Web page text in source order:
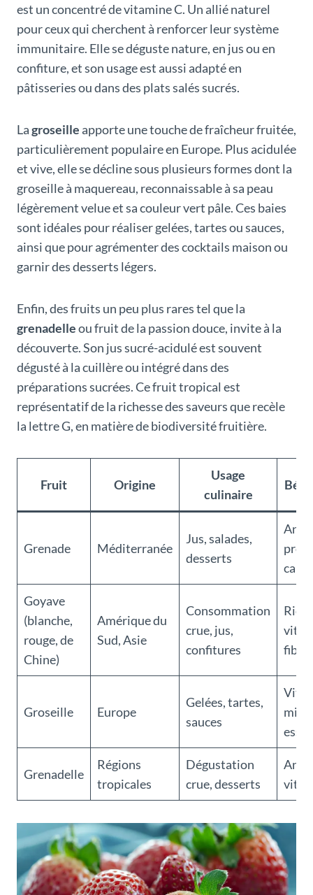
est un concentré de vitamine C. Un allié naturel
pour ceux qui cherchent à renforcer leur système
immunitaire. Elle se déguste nature, en jus ou en
confiture, et son usage est aussi adapté en
pâtisseries ou dans des plats salés sucrés.
Lagroseilleapporte une touche de fraîcheur fruitée,
particulièrement populaire en Europe. Plus acidulée
et vive, elle se décline sous plusieurs formes dont la
groseille à maquereau, reconnaissable à sa peau
légèrement velue et sa couleur vert pâle. Ces baies
sont idéales pour réaliser gelées, tartes ou sauces,
ainsi que pour agrémenter des cocktails maison ou
garnir des desserts légers.
Enfin, des fruits un peu plus rares tel que la
grenadelleou fruit de la passion douce, invite à la
découverte. Son jus sucré-acidulé est souvent
dégusté à la cuillère ou intégré dans des
préparations sucrées. Ce fruit tropical est
représentatif de la richesse des saveurs que recèle
la lettre G, en matière de biodiversité fruitière.
Fruit Origine
Usage
culinaire
Grenade Méditerranée
Jus, salades,
desserts
Goyave
(blanche,
rouge, de
Chine)
Amérique du
Sud, Asie
Consommation
crue, jus,
confitures
Groseille Europe
Gelées, tartes,
sauces
Grenadelle
Régions
tropicales
Dégustation
crue, desserts